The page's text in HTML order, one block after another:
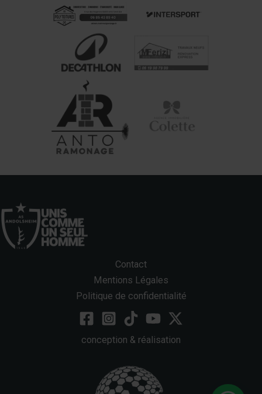
Contact
Mentions Légales
Politique de confidentialité
conception & réalisation